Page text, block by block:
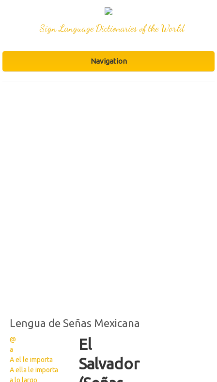
Sign Language Dictionaries of the World
Navigation
Lengua de Señas Mexicana
@
a
A el le importa
A ella le importa
a lo largo
El
Salvador